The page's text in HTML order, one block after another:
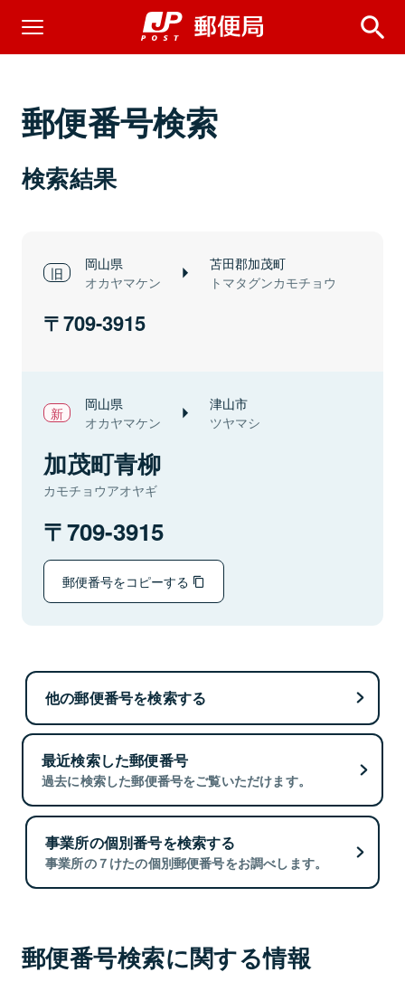
郵便番号検索
検索結果
岡山県
オカヤマケン
苫田郡加茂町
トマタグンカモチョウ
709-3915
岡山県
オカヤマケン
津山市
ツヤマシ
加茂町青柳
カモチョウアオヤギ
709-3915
郵便番号をコピーする
他の郵便番号を検索する
最近検索した郵便番号
過去に検索した郵便番号をご覧いただけます。
事業所の個別番号を検索する
事業所の７けたの個別郵便番号をお調べします。
郵便番号検索に関する情報